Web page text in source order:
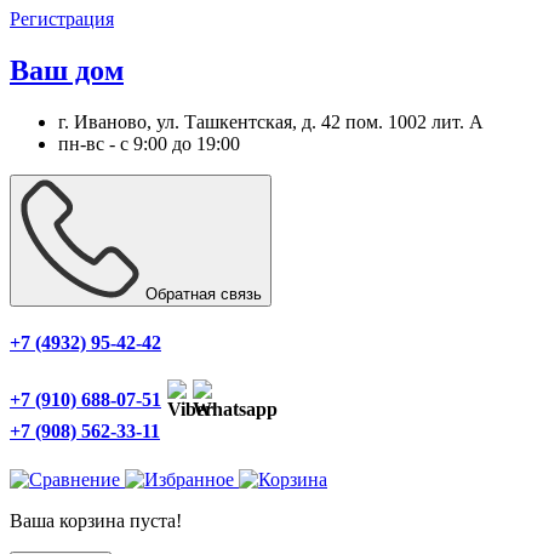
Регистрация
Ваш дом
г. Иваново, ул. Ташкентская, д. 42 пом. 1002 лит. А
пн-вс - с 9:00 до 19:00
Обратная связь
+7 (4932) 95-42-42
+7 (910) 688-07-51
+7 (908) 562-33-11
Ваша корзина пуста!